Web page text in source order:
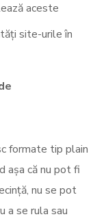
aceste
site-urile în
formate tip plain
așa că nu pot fi
nu se pot
a se rula sau